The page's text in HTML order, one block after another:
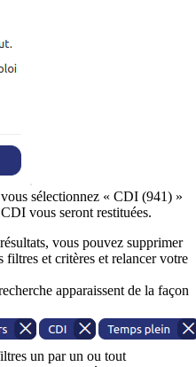
sélectionnez « CDI (941) »
vous seront restituées.
vous pouvez supprimer
filtres et critères et relancer votre
apparaissent de la façon
un par un ou tout